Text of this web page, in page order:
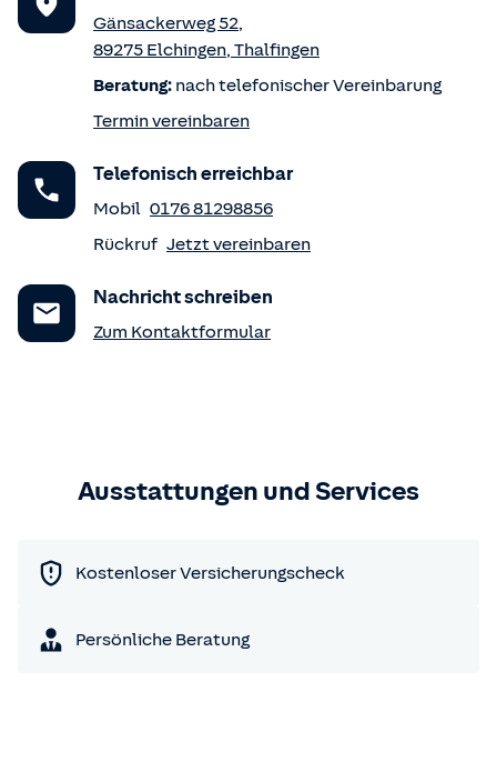
Gänsackerweg 52,
89275 Elchingen, Thalfingen
Beratung: nach telefonischer Vereinbarung
Termin vereinbaren
Telefonisch erreichbar
Mobil 0176 81298856
Rückruf Jetzt vereinbaren
Nachricht schreiben
Zum Kontaktformular
Ausstattungen und Services
Kostenloser Versicherungscheck
Persönliche Beratung